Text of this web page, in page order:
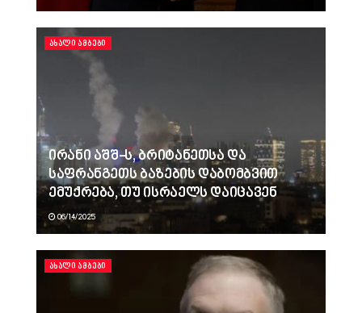
ᲐᲮᲐᲚᲘ ᲐᲛᲑᲔᲑᲘ
ირანი აშშ-ს, ბრიტანეთსა და
საფრანგეთს ბაზების დაბომბვით
ემუქრება, თუ ისრაელს დაიცავენ
06/14/2025
ᲐᲮᲐᲚᲘ ᲐᲛᲑᲔᲑᲘ